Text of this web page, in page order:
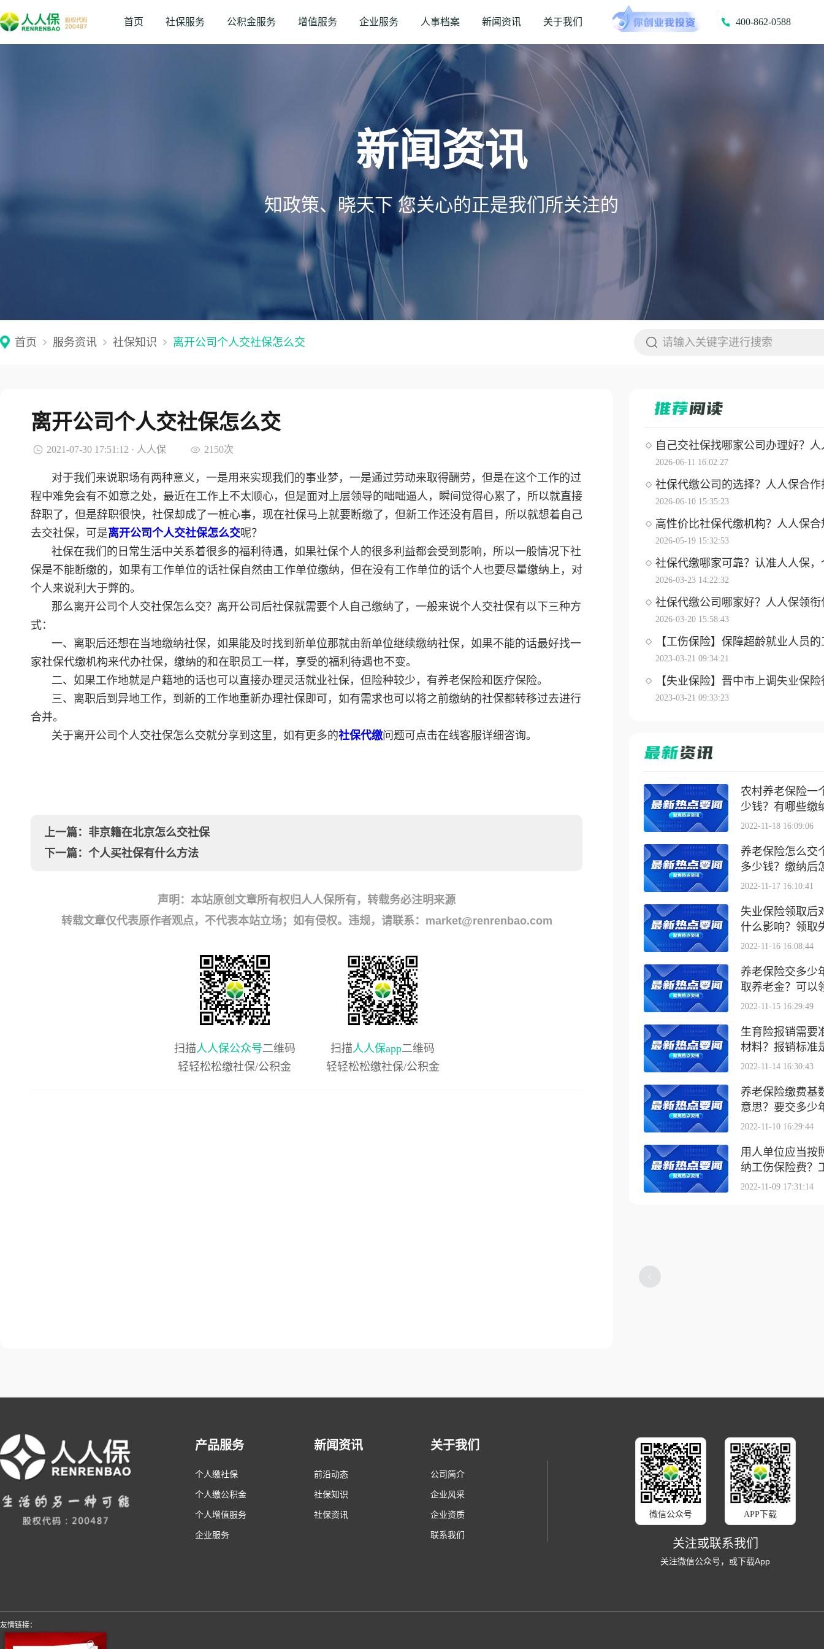
首页 社保服务 公积金服务 增值服务 企业服务 人事档案 新闻资讯 关于我们 400-862-0588
新闻资讯
知政策、晓天下 您关心的正是我们所关注的
首页 服务资讯 社保知识 离开公司个人交社保怎么交
离开公司个人交社保怎么交
2021-07-30 17:51:12 · 人人保 2150次
对于我们来说职场有两种意义，一是用来实现我们的事业梦，一是通过劳动来取得酬劳，但是在这个工作的过
程中难免会有不如意之处，最近在工作上不太顺心，但是面对上层领导的咄咄逼人，瞬间觉得心累了，所以就直接
辞职了，但是辞职很快，社保却成了一桩心事，现在社保马上就要断缴了，但新工作还没有眉目，所以就想着自己
去交社保，可是离开公司个人交社保怎么交呢？
社保在我们的日常生活中关系着很多的福利待遇，如果社保个人的很多利益都会受到影响，所以一般情况下社
保是不能断缴的，如果有工作单位的话社保自然由工作单位缴纳，但在没有工作单位的话个人也要尽量缴纳上，对
个人来说利大于弊的。
那么离开公司个人交社保怎么交？离开公司后社保就需要个人自己缴纳了，一般来说个人交社保有以下三种方
式：
一、离职后还想在当地缴纳社保，如果能及时找到新单位那就由新单位继续缴纳社保，如果不能的话最好找一
家社保代缴机构来代办社保，缴纳的和在职员工一样，享受的福利待遇也不变。
二、如果工作地就是户籍地的话也可以直接办理灵活就业社保，但险种较少，有养老保险和医疗保险。
三、离职后到异地工作，到新的工作地重新办理社保即可，如有需求也可以将之前缴纳的社保都转移过去进行
合并。
关于离开公司个人交社保怎么交就分享到这里，如有更多的社保代缴问题可点击在线客服详细咨询。
上一篇： 非京籍在北京怎么交社保
下一篇： 个人买社保有什么方法
声明：本站原创文章所有权归人人保所有，转载务必注明来源
转载文章仅代表原作者观点，不代表本站立场；如有侵权。违规，请联系：market@renrenbao.com
扫描人人保公众号二维码
轻轻松松缴社保/公积金
扫描人人保app二维码
轻轻松松缴社保/公积金
自己交社保找哪家公司办理好？人
2026-06-11 16:02:27
社保代缴公司的选择？人人保合作
2026-06-10 15:35:23
高性价比社保代缴机构？人人保合
2026-05-19 15:32:53
社保代缴哪家可靠？认准人人保，
2026-03-23 14:22:32
社保代缴公司哪家好？人人保领衔
2026-03-20 15:58:43
【工伤保险】保障超龄就业人员
2023-03-21 09:34:21
【失业保险】晋中市上调失业保
2023-03-21 09:33:23
农村养老保险一
少钱？有哪些缴
2022-11-18 16:09:06
养老保险怎么交
多少钱？缴纳后
2022-11-17 16:10:41
失业保险领取后
什么影响？领取
2022-11-16 16:08:44
养老保险交多少
取养老金？可以
2022-11-15 16:29:49
生育险报销需要
材料？报销标准
2022-11-14 16:30:43
养老保险缴费基
意思？要交多少
2022-11-10 16:29:44
用人单位应当按
纳工伤保险费？
2022-11-09 17:31:14
产品服务
个人缴社保
个人缴公积金
个人增值服务
企业服务
新闻资讯
前沿动态
社保知识
社保资讯
关于我们
公司简介
企业风采
企业资质
联系我们
微信公众号 APP下载
关注或联系我们
关注微信公众号，或下载App
友情链接：